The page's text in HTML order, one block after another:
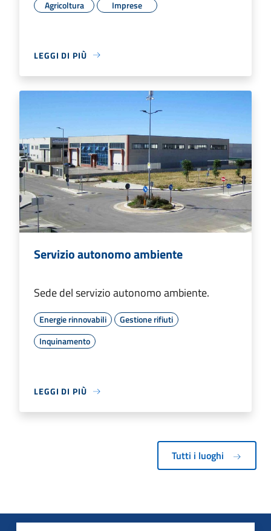
Agricoltura Imprese
LEGGI DI PIÙ
Servizio autonomo ambiente
Sede del servizio autonomo ambiente.
Energie rinnovabili
Gestione rifiuti
Inquinamento
LEGGI DI PIÙ
Tutti i luoghi